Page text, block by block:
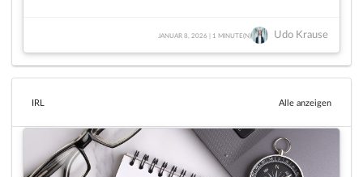
Udo Krause
JANUAR 8, 2026 | 1 MINUTE(N)
IRL Alle anzeigen